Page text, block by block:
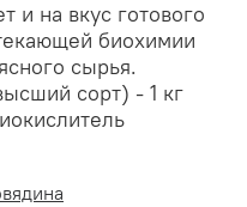
и на вкус готового
биохимии
сырья.
сорт) - 1 кг